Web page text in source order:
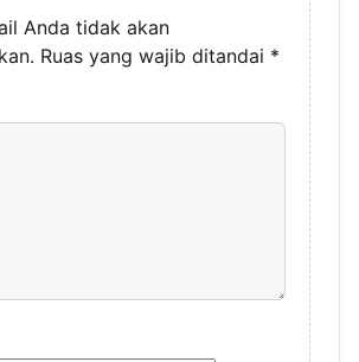
Anda tidak akan
Ruas yang wajib ditandai *